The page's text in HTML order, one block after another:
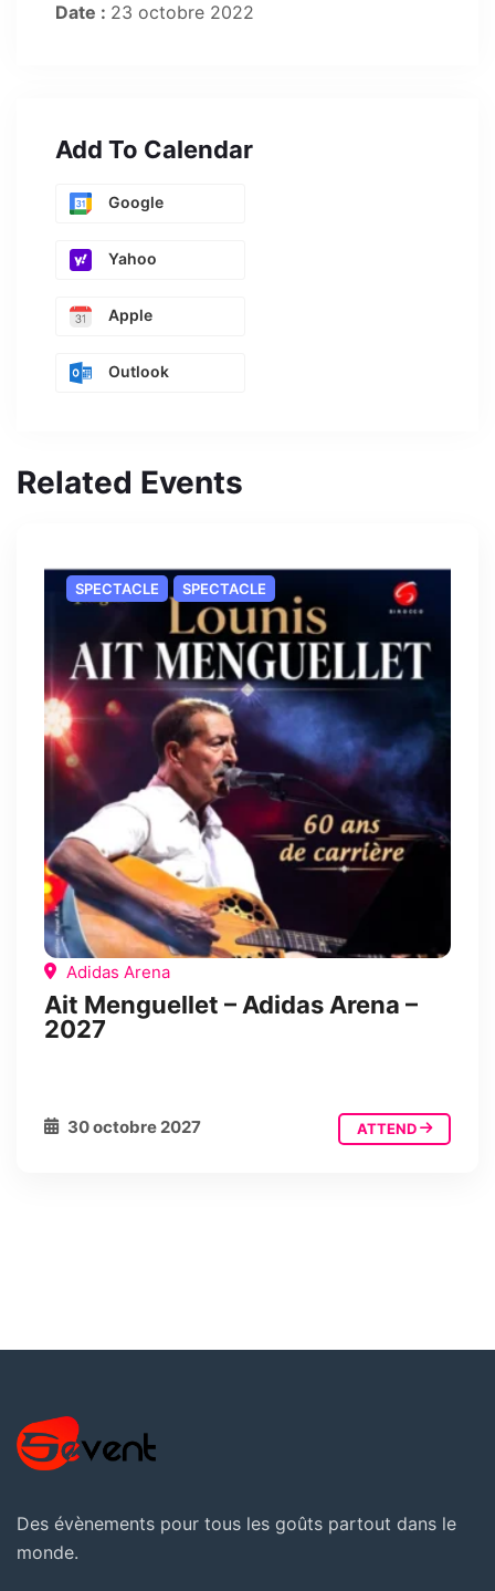
Date : 23 octobre 2022
Add To Calendar
Google
Yahoo
Apple
Outlook
Related Events
SPECTACLE SPECTACLE
Adidas Arena
Ait Menguellet – Adidas Arena –
2027
30 octobre 2027 ATTEND
Des évènements pour tous les goûts partout dans le
monde.